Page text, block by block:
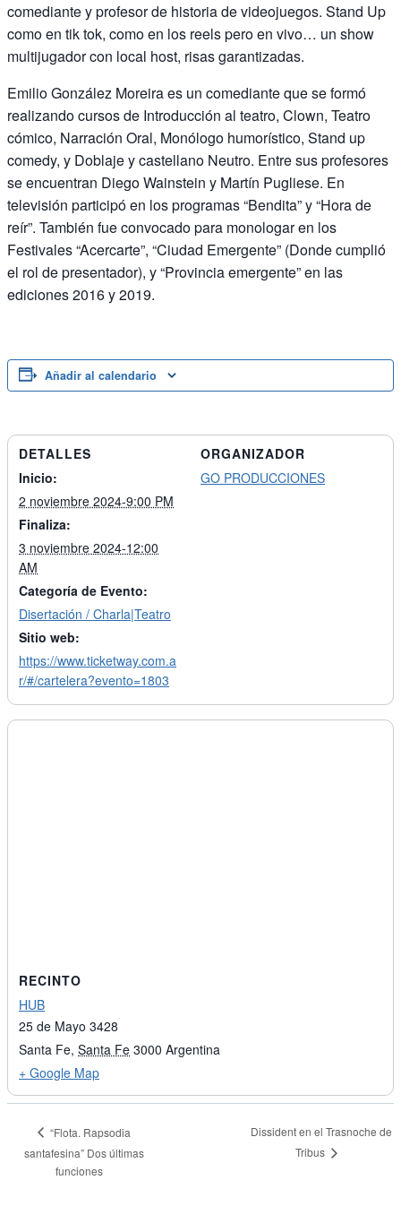
comediante y profesor de historia de videojuegos. Stand Up
como en tik tok, como en los reels pero en vivo… un show
multijugador con local host, risas garantizadas.
Emilio González Moreira es un comediante que se formó
realizando cursos de Introducción al teatro, Clown, Teatro
cómico, Narración Oral, Monólogo humorístico, Stand up
comedy, y Doblaje y castellano Neutro. Entre sus profesores
se encuentran Diego Wainstein y Martín Pugliese. En
televisión participó en los programas “Bendita” y “Hora de
reír”. También fue convocado para monologar en los
Festivales “Acercarte”, “Ciudad Emergente” (Donde cumplió
el rol de presentador), y “Provincia emergente” en las
ediciones 2016 y 2019.
Añadir al calendario
DETALLES
Inicio:
2 noviembre 2024-9:00 PM
Finaliza:
3 noviembre 2024-12:00
AM
Categoría de Evento:
Disertación / Charla|Teatro
Sitio web:
https://www.ticketway.com.a
r/#/cartelera?evento=1803
ORGANIZADOR
GO PRODUCCIONES
RECINTO
HUB
25 de Mayo 3428
Santa Fe, Santa Fe 3000 Argentina
+ Google Map
“Flota. Rapsodia
santafesina” Dos últimas
funciones
Dissident en el Trasnoche de
Tribus